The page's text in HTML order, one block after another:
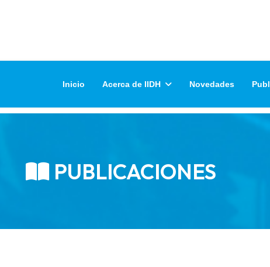
Inicio Acerca de IIDH Novedades
PUBLICACIONES